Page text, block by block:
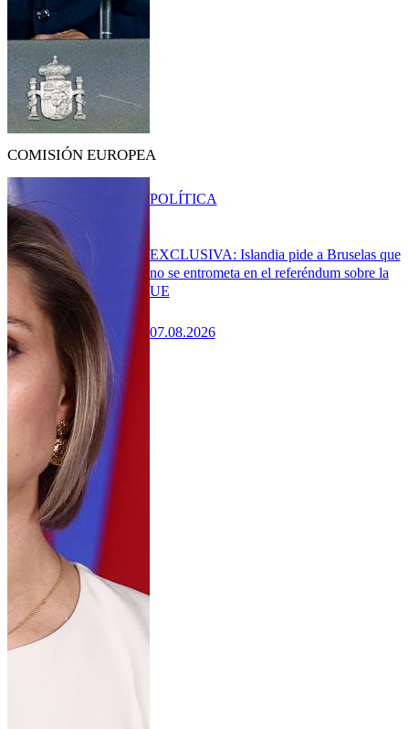
COMISIÓN EUROPEA
EXCLUSIVA: Islandia pide a Bruselas que
no se entrometa en el referéndum sobre la
UE
07.08.2026
POLÍTICA